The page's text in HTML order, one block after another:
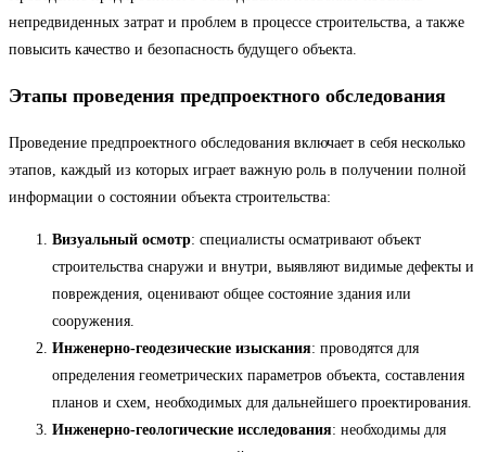
непредвиденных затрат и проблем в процессе строительства, а также
повысить качество и безопасность будущего объекта.
Этапы проведения предпроектного обследования
Проведение предпроектного обследования включает в себя несколько
этапов, каждый из которых играет важную роль в получении полной
информации о состоянии объекта строительства:
Визуальный осмотр: специалисты осматривают объект
строительства снаружи и внутри, выявляют видимые дефекты и
повреждения, оценивают общее состояние здания или
сооружения.
Инженерно-геодезические изыскания: проводятся для
определения геометрических параметров объекта, составления
планов и схем, необходимых для дальнейшего проектирования.
Инженерно-геологические исследования: необходимы для